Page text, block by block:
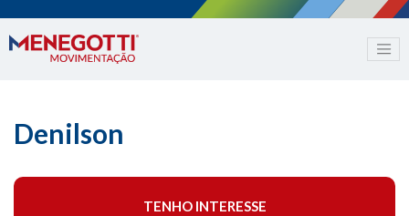
Denilson
TENHO INTERESSE